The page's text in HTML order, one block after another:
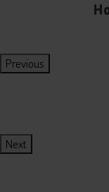
Previous
Next